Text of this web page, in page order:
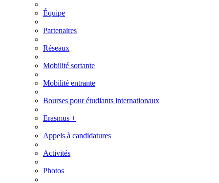
Équipe
Partenaires
Réseaux
Mobilité sortante
Mobilité entrante
Bourses pour étudiants internationaux
Erasmus +
Appels à candidatures
Activités
Photos